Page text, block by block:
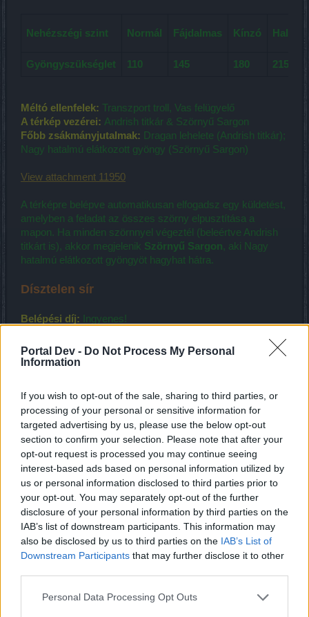
Portal Dev - Do Not Process My Personal
Information
If you wish to opt-out of the sale, sharing to third parties, or
processing of your personal or sensitive information for
targeted advertising by us, please use the below opt-out
section to confirm your selection. Please note that after your
opt-out request is processed you may continue seeing
interest-based ads based on personal information utilized by
us or personal information disclosed to third parties prior to
your opt-out. You may separately opt-out of the further
disclosure of your personal information by third parties on the
IAB’s list of downstream participants. This information may
also be disclosed by us to third parties on the IAB’s List of
Downstream Participants that may further disclose it to other
Personal Data Processing Opt Outs
Nehézszégi szint Normál Fájdalmas Kínzó Halálos
Gyöngyszükséglet 110 145 180 215
Méltó ellenfelek: Transzport troll, Vas felügyelő
A térkép vezérei: Andrish titkár & Szörnyű Sargon
Főbb zsákmányjutalmak: Dragan lehelete (Andrish titkár);
Nagy hatalmú elátkozott gyöngy (Szörnyű Sargon)
View attachment 11950
A térképre belépve automatikusan elfogadsz egy küldetést,
amelyben a feladat az összes szörny elpusztítása a
mapon. Ha minden szörnnyel végeztél (beleértve Andrish
titkárt is), akkor megjelenik Szörnyű Sargon, aki Nagy
hatalmú elátkozott gyöngyöt hagyhat hátra.
Dísztelen sír
Belépési díj:
Ingyenes!
Főbb zsákmányjutalmak: Dragan védőpáncélja szett,
Fekete özvegy (hátas), Tűzgnómszarv, Sárkánymag
Belépés után a csoport egy tagjának aktiválnia kell az
Áldozati parázstartót egy Nagy hatalmú elátkozott
gyönggyel. Erre mindenképpen szükség van ahhoz, hogy a
Rettenetes Fekete Özvegy a map végén megjelenjen. A
parázstartót a kazamata nyugati szárnyának végén
találhatjátok meg, a mini-térképen fogaskerék ikonokkal
jelölve.
View attachment 11934
View attachment 11932
védőpáncélja szettmegvásárlására is.